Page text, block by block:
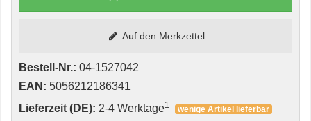
Auf den Merkzettel
Bestell-Nr.: 04-1527042
EAN: 5056212186341
Lieferzeit (DE): 2-4 Werktage1 wenige Artikel lieferbar